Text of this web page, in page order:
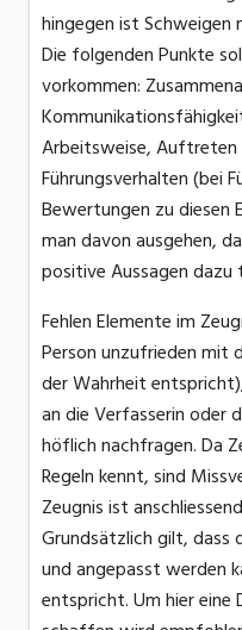
hingegen ist Schweigen
Die folgenden Punkte
vorkommen:
Arbeitsweise, Auftreten
Führungsverhalten (bei
Bewertungen zu diesen
man davon ausgehen,
positive Aussagen
Fehlen Elemente im
Person unzufrieden mit
der Wahrheit
an die Verfasserin oder
höflich nachfragen. Da
Regeln kennt, sind
Zeugnis ist
Grundsätzlich gilt, dass
und angepasst werden
entspricht. Um hier eine